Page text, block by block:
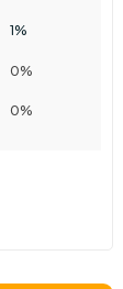
1%
0%
0%